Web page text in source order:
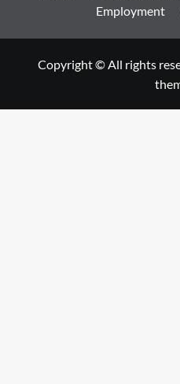
Employment
Copyright © All rights